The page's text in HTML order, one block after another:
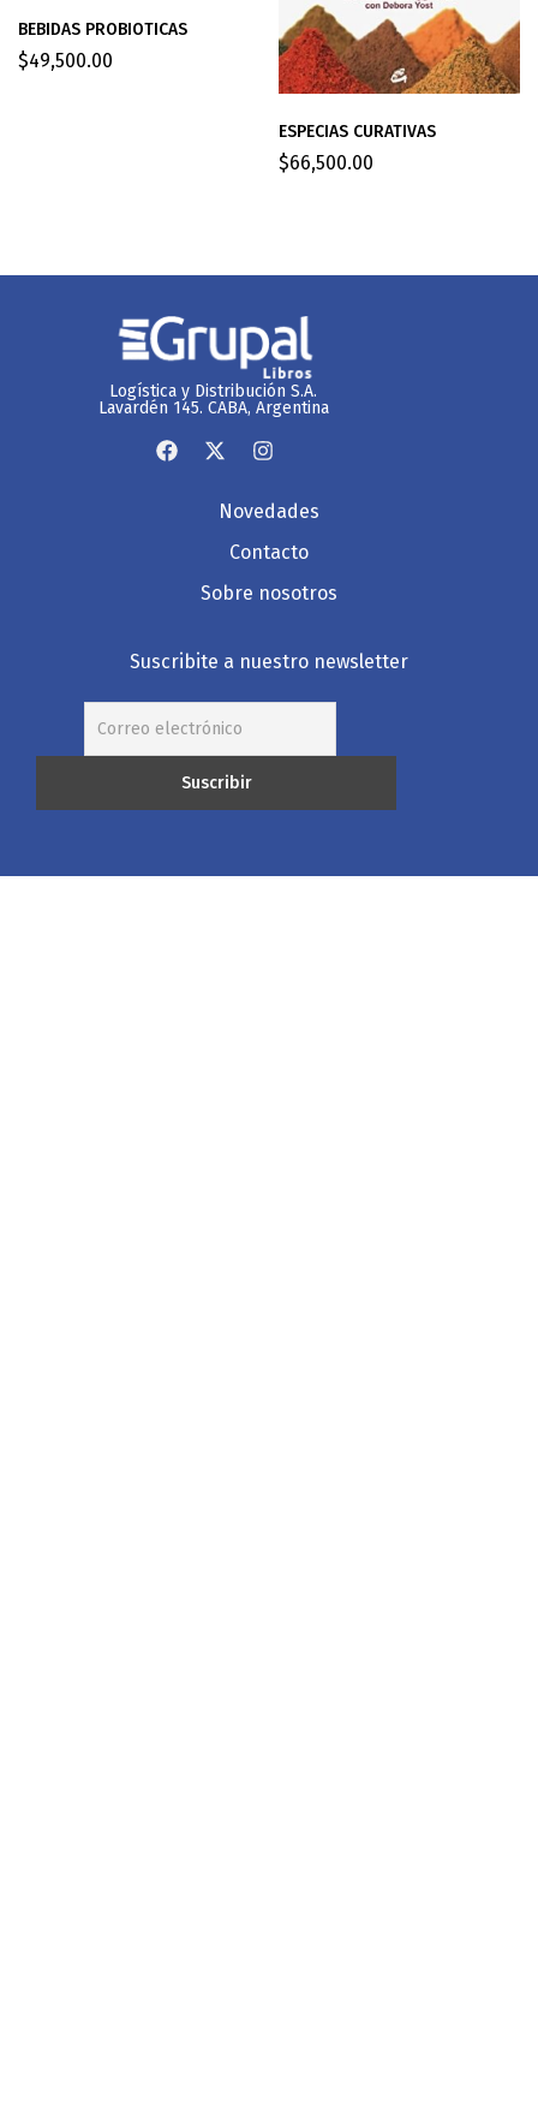
BEBIDAS PROBIOTICAS
$49,500.00
ESPECIAS CURATIVAS
$66,500.00
Logística y Distribución S.A.
Lavardén 145. CABA, Argentina
Novedades
Contacto
Sobre nosotros
Suscribite a nuestro newsletter